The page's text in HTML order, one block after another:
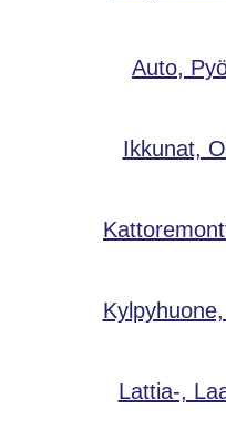
Auto,
Ikkunat,
Lattia-,